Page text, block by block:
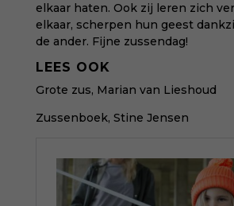
elkaar haten. Ook zij leren zich
elkaar, scherpen hun geest
de ander. Fijne zussendag!
LEES OOK
Grote zus, Marian van Lieshoud
Zussenboek, Stine Jensen